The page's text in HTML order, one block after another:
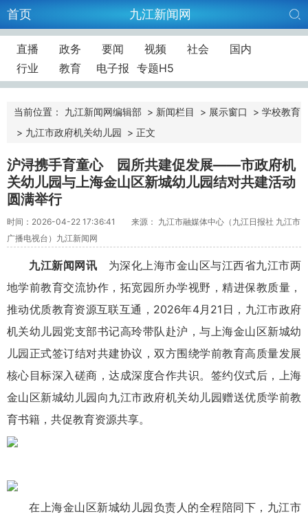
首页 九江新闻网
直播 政务 要闻 视频 社会
国内
行业
教育 电子报 专题H5
当前位置： 九江新闻网编辑部 > 新闻栏目 > 展示窗口 > 学校教育
> 九江市政府机关幼儿园 > 正文
沪浔携手育童心 园所共建促发展——市政府机
关幼儿园与上海金山区新城幼儿园结对共建活动
圆满举行
时间：2026-04-22 17:36:41
来源： 九江市融媒体中心（九江日报社 九江市
广播电视台）九江新闻网
九江新闻网讯 为深化上海市金山区与江西省九江市两
地学前教育交流协作，拓宽园所办学视野，精进保教质量，
推动优质教育资源互联互通，2026年4月21日，九江市政府
机关幼儿园党支部书记高玲带队赴沪，与上海金山区新城幼
儿园正式签订结对共建协议，双方围绕学前教育高质量发展
核心目标深入磋商，达成深度合作共识。签约仪式后，上海
金山区新城幼儿园向九江市政府机关幼儿园赠送优质学前教
育书籍，共促教育资源共享。
在上海金山区新城幼儿园负责人的全程陪同下，九江市